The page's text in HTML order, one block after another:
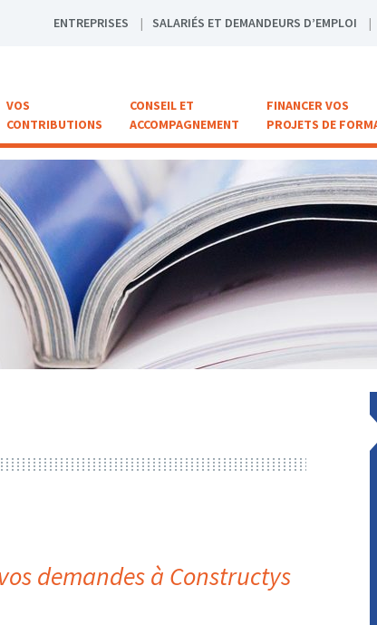
ENTREPRISES SALARIÉS ET DEMANDEURS D’EMPLOI
VOS
CONTRIBUTIONS
CONSEIL ET
ACCOMPAGNEMENT
FINANCER VOS
PROJETS DE
demandes à Constructys